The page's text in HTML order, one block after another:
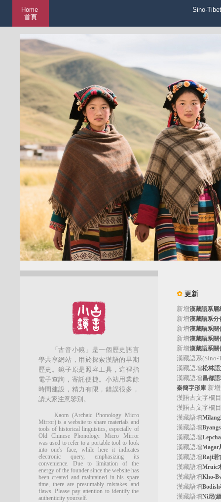
Home
首頁
Sino-
「古音小鏡」是一個歷史語言
學共享網站，用於探索漢語的早期
歷史。鏡子原是照容工具，這裡指
電子查詢，寄託便捷。小站用業餘
時間建設，精力有限，錯誤很多，
請大家注意鑒別。
Kaom (Archaic Phonology Micro
Mirror) is a website to share materials and
tools of historical linguistics, especially of
Old Chinese Phonology. Micro Mirror
was used to refer to a portable tool to look
into one's face, while here it indicates
electronic query, emphasizing its
convenience. Due to limitation of the
energy of the founder since the website has
been created and maintained in his spare
time, there are presumably mistakes and
flaws. Please pay attention to identify the
authenticity yourself.
✿ 更新
新增漢藏語系層
新增漢藏語系分
新增漢藏語系關
新增漢藏語系關
新增漢藏語系關
漢藏語系(Sino-
漢藏語增松林語
漢藏語增昌都語
秦簡字形庫新增
漢語古文字欄
漢語古文字欄
漢藏語增Milang
漢藏語增
漢藏語增
漢藏語增Magar
漢藏語增Raji若
漢藏語增Mruic
漢藏語增Kho-
漢藏語增
漢藏語增Ni尼(